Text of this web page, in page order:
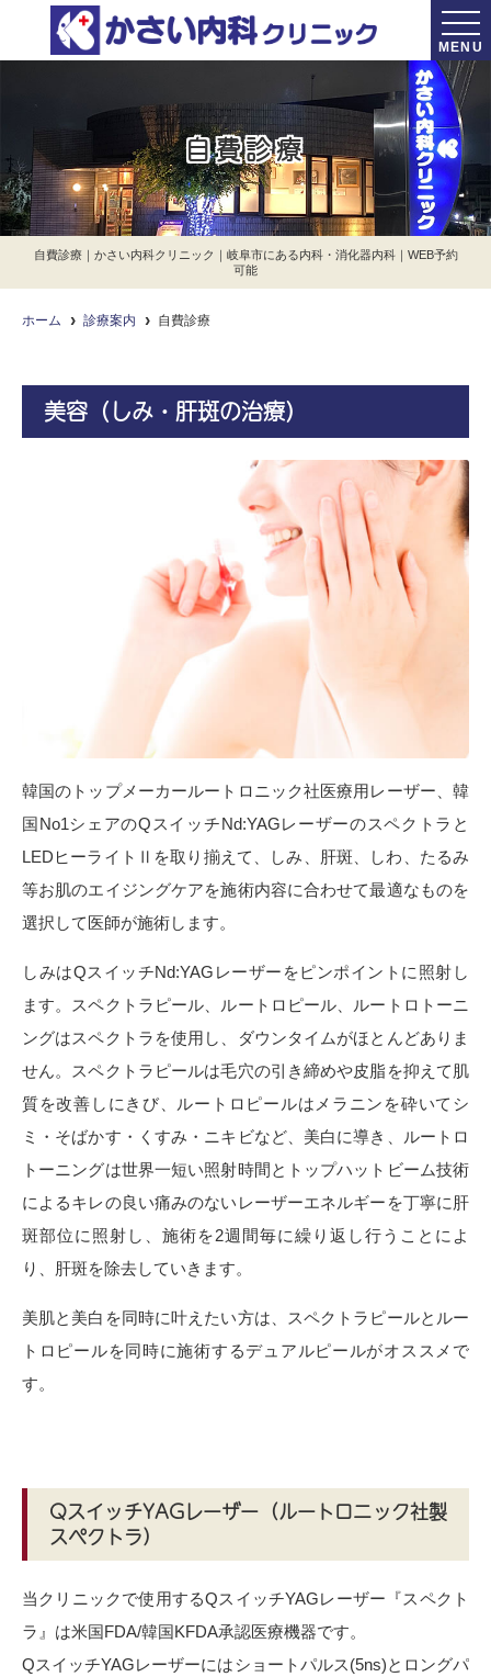
MENU
自費診療
自費診療｜かさい内科クリニック｜岐阜市にある内科・消化器内科｜WEB予約
可能
ホーム 診療案内 自費診療
美容（しみ・肝斑の治療）
韓国のトップメーカールートロニック社医療用レーザー、韓
国No1シェアのQスイッチNd:YAGレーザーのスペクトラと
LEDヒーライトⅡを取り揃えて、しみ、肝斑、しわ、たるみ
等お肌のエイジングケアを施術内容に合わせて最適なものを
選択して医師が施術します。
しみはQスイッチNd:YAGレーザーをピンポイントに照射し
ます。スペクトラピール、ルートロピール、ルートロトーニ
ングはスペクトラを使用し、ダウンタイムがほとんどありま
せん。スペクトラピールは毛穴の引き締めや皮脂を抑えて肌
質を改善しにきび、ルートロピールはメラニンを砕いてシ
ミ・そばかす・くすみ・ニキビなど、美白に導き、ルートロ
トーニングは世界一短い照射時間とトップハットビーム技術
によるキレの良い痛みのないレーザーエネルギーを丁寧に肝
斑部位に照射し、施術を2週間毎に繰り返し行うことによ
り、肝斑を除去していきます。
美肌と美白を同時に叶えたい方は、スペクトラピールとルー
トロピールを同時に施術するデュアルピールがオススメで
す。
QスイッチYAGレーザー（ルートロニック社製
スペクトラ）
当クリニックで使用するQスイッチYAGレーザー『スペクト
ラ』は米国FDA/韓国KFDA承認医療機器です。
QスイッチYAGレーザーにはショートパルス(5ns)とロングパ